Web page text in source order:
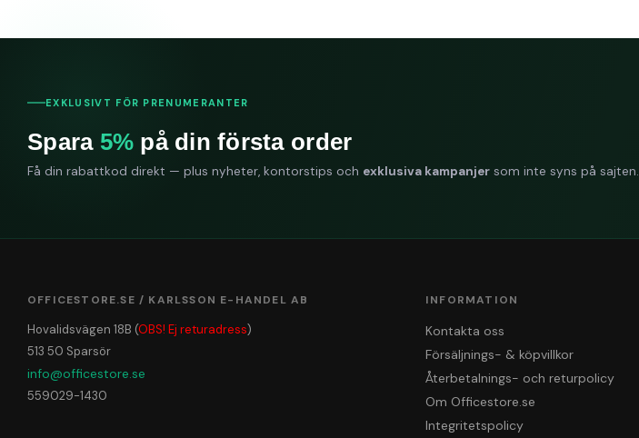
OFFICESTORE.SE / KARLSSON E-HANDEL AB
Hovalidsvägen 18B (OBS! Ej returadress)
513 50 Sparsör
info@officestore.se
559029-1430
INFORMATION
Kontakta oss
Försäljnings- & köpvillkor
Återbetalnings- och returpolicy
Om Officestore.se
Integritetspolicy
EXKLUSIVT FÖR PRENUMERANTER
Spara 5% på din första order
Få din rabattkod direkt — plus nyheter, kontorstips och exklusiva kampanjer som inte syns på sajten.